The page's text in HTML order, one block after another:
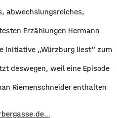
abwechslungsreiches,
Erzählungen Hermann
Initiative „Würzburg liest“ zum
deswegen, weil eine Episode
Riemenschneider enthalten